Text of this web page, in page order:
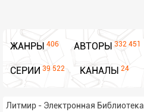
ЖАНРЫ 406 АВТОРЫ 332 451
СЕРИИ 39 522 КАНАЛЫ 24
Литмир - Электронная Библиотека